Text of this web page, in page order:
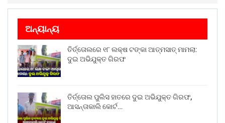
ଅନ୍ୟାନ୍ୟ
ତିର୍ତ୍ତୋଲରେ ୧୮ ଲକ୍ଷ ଟଙ୍କା ଆତ୍ମସାତ୍ ମାମଲା:
ଦୁଇ ଅଭିଯୁକ୍ତ ଗିରଫ
ତିର୍ତ୍ତୋଲ ପୁଲିସ ହାତରେ ଦୁଇ ଅଭିଯୁକ୍ତ ଗିରଫ,
ଆସନ୍ତାକାଲି କୋର୍ଟ…